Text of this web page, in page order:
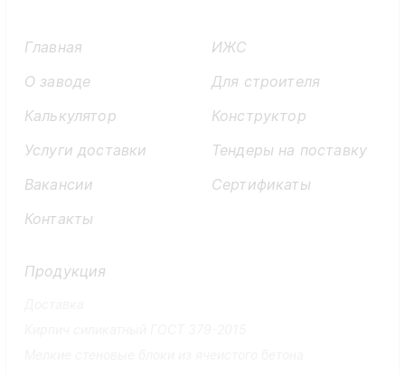
Продукция
Главная
ИЖС
О заводе
Для строителя
Калькулятор
Конструктор
Услуги доставки
Тендеры на поставку
Вакансии
Сертификаты
Контакты